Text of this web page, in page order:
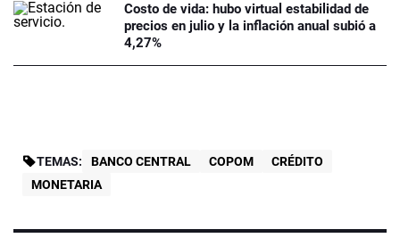
Costo de vida: hubo virtual estabilidad de
precios en julio y la inflación anual subió a
4,27%
TEMAS: BANCO CENTRAL COPOM
CRÉDITO
MONETARIA